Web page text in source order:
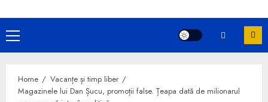
Primary
Menu
Home
Vacanțe și timp liber
Magazinele lui Dan Șucu, promoții false. Țeapa dată de milionarul